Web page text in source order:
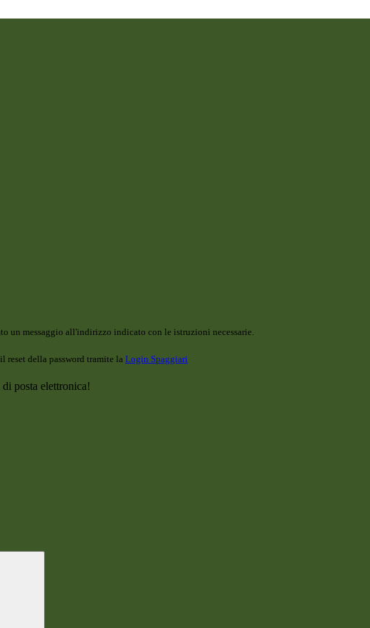
un messaggio all'indirizzo indicato con le istruzioni necessarie.
reset della password tramite la Login Spaggiari
posta elettronica!